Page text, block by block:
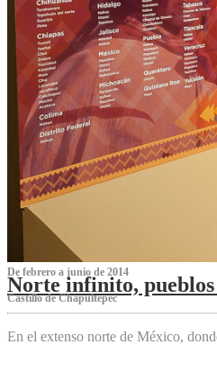
De febrero a junio de 2014
Norte infinito,
Castillo de Chapultepec
En el extenso norte de México,